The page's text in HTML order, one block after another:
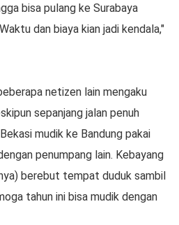
bisa pulang ke Surabaya
dan biaya kian jadi kendala,"
netizen lain mengaku
sepanjang jalan penuh
mudik ke Bandung pakai
penumpang lain. Kebayang
berebut tempat duduk sambil
tahun ini bisa mudik dengan